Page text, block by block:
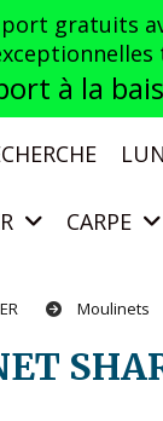
gratuits
à la
CARPE
Moulinets